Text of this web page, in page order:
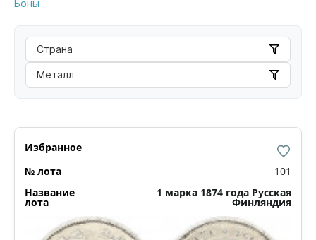
Боны
Страна
Металл
101
1 марка 1874 года Русская
Финляндия